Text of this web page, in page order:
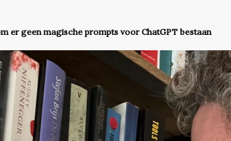
er geen magische prompts voor ChatGPT bestaan